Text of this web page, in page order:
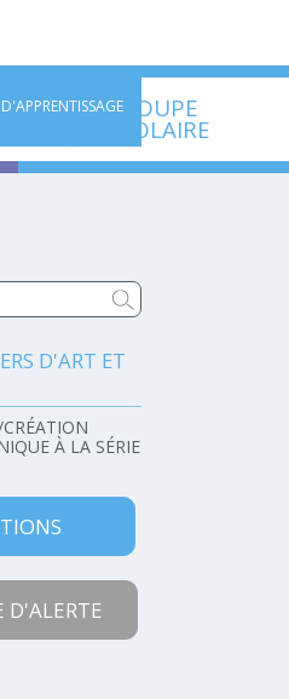
GROUPE
SCOLAIRE
D'ART ET
À LA SÉRIE
D'ALERTE